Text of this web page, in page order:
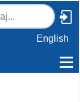
English